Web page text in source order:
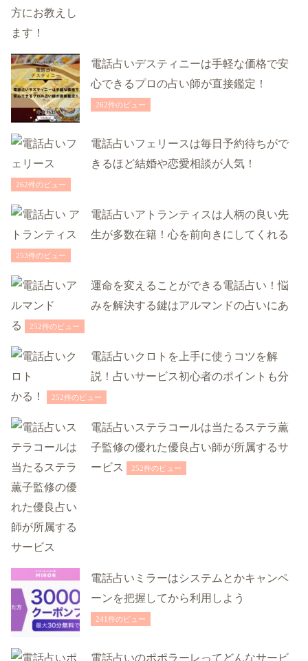
電話占いデスティニーは手軽な価格で安
心できるプロの占い師が直接鑑定！
262件のビュー
電話占いフェリースは毎日予約待ちがで
きるほど結婚や恋愛相談が人気！
262件のビュー
電話占いアトランティスは人柄の良い先
生が多数在籍！心を前向きにしてくれる
253件のビュー
運命を変えることができる電話占い！悩
みを解決する鍵はアルマンドの占いにあ
る
252件のビュー
電話占いクロトを上手に使うコツを解
説！占いサービス初心者のポイントも分
かる！
252件のビュー
電話占いステラコールは当たるステラ薫
子監修の優れた優良占い師が所属するサ
ービス
252件のビュー
電話占いミラーはシステムとかキャンペ
ーンを把握してから利用しよう
241件のビュー
電話占いのポポラーレってどんなサービ